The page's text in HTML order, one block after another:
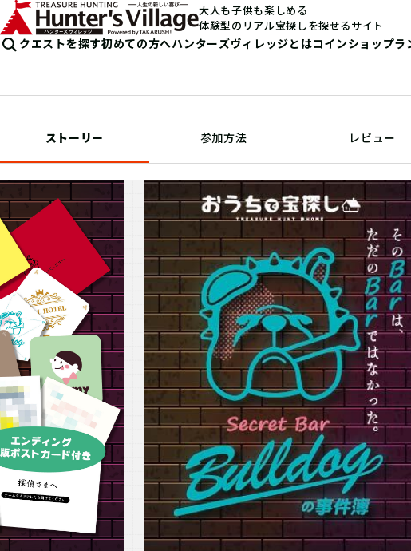
大人も子供も楽しめる
体験型のリアル宝探しを探せるサイト
クエストを探す初めての方へハンターズヴィレッジとはコインショップラ
ストーリー 参加方法 レビュー